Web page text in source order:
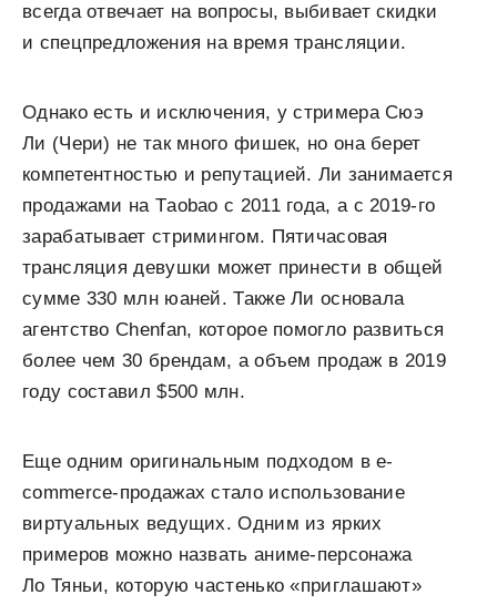
всегда отвечает на вопросы, выбивает скидки
и спецпредложения на время трансляции.
Однако есть и исключения, у стримера Сюэ
Ли (Чери) не так много фишек, но она берет
компетентностью и репутацией. Ли занимается
продажами на Тaobao с 2011 года, а с 2019-го
зарабатывает стримингом. Пятичасовая
трансляция девушки может принести в общей
сумме 330 млн юаней. Также Ли основала
агентство Chenfan, которое помогло развиться
более чем 30 брендам, а объем продаж в 2019
году составил $500 млн.
Еще одним оригинальным подходом в e-
commerce-продажах стало использование
виртуальных ведущих. Одним из ярких
примеров можно назвать аниме-персонажа
Ло Тяньи, которую частенько «приглашают»